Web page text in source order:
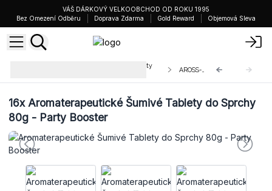
VÁŠ DÁRKOVÝ VELKOOBCHOD OD ROKU 1995
Bez Omezení Odběru
Doprava Zdarma Gold Reward Objemová Sleva
Aromaterapeutické Šumivé Tablety
16xAromaterapeutické Šumivé Tablety do Sprchy
80g - Party Booster